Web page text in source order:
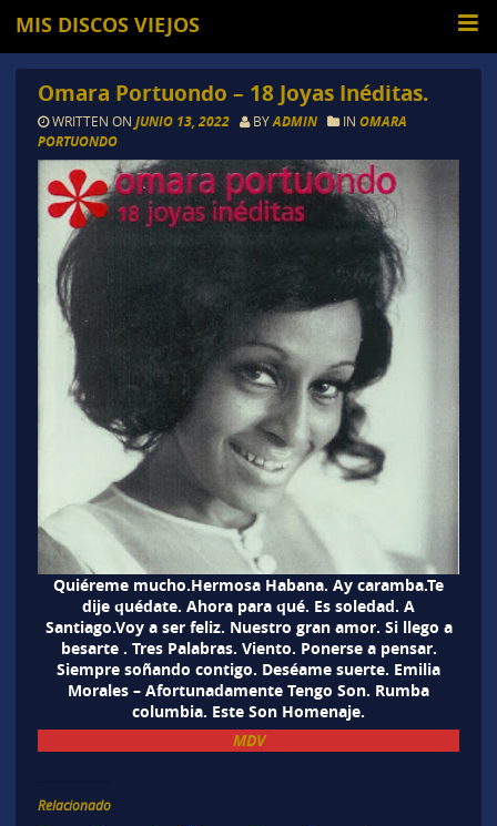
MIS DISCOS VIEJOS
Omara Portuondo – 18 Joyas Inéditas.
WRITTEN ON JUNIO 13, 2022 BYADMIN IN OMARA
PORTUONDO
Quiéreme mucho.Hermosa Habana. Ay caramba.Te
dije quédate. Ahora para qué. Es soledad. A
Santiago.Voy a ser feliz. Nuestro gran amor. Si llego a
besarte . Tres Palabras. Viento. Ponerse a pensar.
Siempre soñando contigo. Deséame suerte. Emilia
Morales – Afortunadamente Tengo Son. Rumba
columbia. Este Son Homenaje.
MDV
Relacionado